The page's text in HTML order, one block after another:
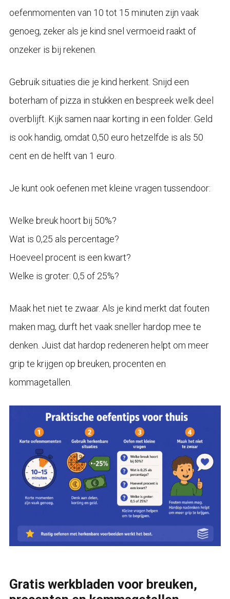
oefenmomenten van 10 tot 15 minuten zijn vaak
genoeg, zeker als je kind snel vermoeid raakt of
onzeker is bij rekenen.
Gebruik situaties die je kind herkent. Snijd een
boterham of pizza in stukken en bespreek welk deel
overblijft. Kijk samen naar korting in een folder. Geld
is ook handig, omdat 0,50 euro hetzelfde is als 50
cent en de helft van 1 euro.
Je kunt ook oefenen met kleine vragen tussendoor:
Welke breuk hoort bij 50%?
Wat is 0,25 als percentage?
Hoeveel procent is een kwart?
Welke is groter: 0,5 of 25%?
Maak het niet te zwaar. Als je kind merkt dat fouten
maken mag, durft het vaak sneller hardop mee te
denken. Juist dat hardop redeneren helpt om meer
grip te krijgen op breuken, procenten en
kommagetallen.
Gratis werkbladen voor breuken,